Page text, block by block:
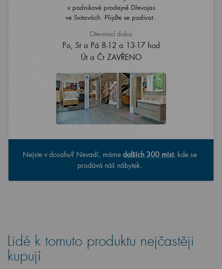
v podnikové prodejně Dřevojas
ve Svitavách. Přijďte se podívat..
Otevírací doba
Po, St a Pá 8-12 a 13-17 hod
Út a Čt ZAVŘENO
Nejste v dosahu? Nevadí, máme dalších 300 míst, kde se
prodává náš nábytek.
Lidé k tomuto produktu nejčastěji
kupují